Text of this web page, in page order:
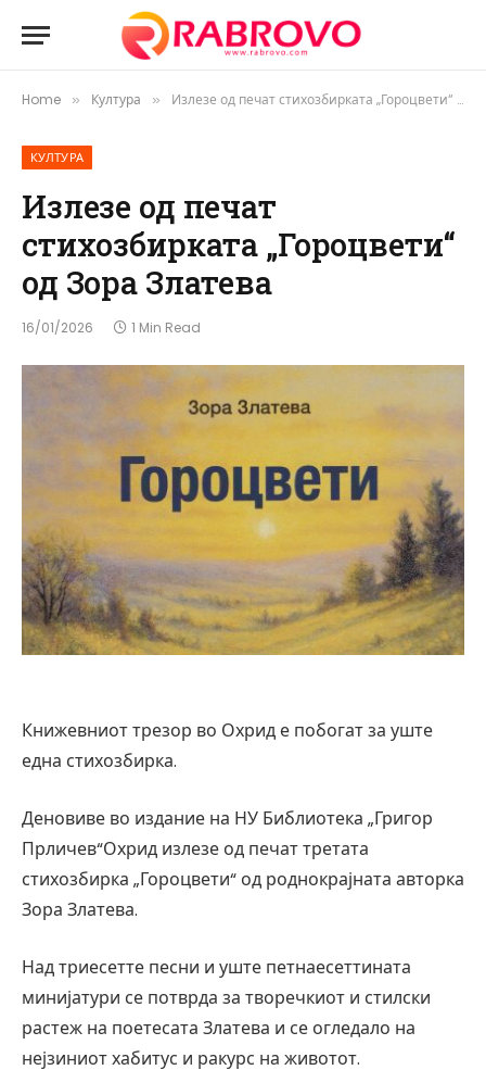
Home » Култура » Излезе од печат стихозбирката „Гороцвети“ од Зора Златева
КУЛТУРА
Излезе од печат
стихозбирката „Гороцвети“
од Зора Златева
16/01/2026 1 Min Read
Книжевниот трезор во Охрид е побогат за уште
една стихозбирка.
Деновиве во издание на НУ Библиотека „Григор
Прличев“Охрид излезе од печат третата
стихозбирка „Гороцвети“ од роднокрајната авторка
Зора Златева.
Над триесетте песни и уште петнаесеттината
минијатури се потврда за творечкиот и стилски
растеж на поетесата Златева и се огледало на
нејзиниот хабитус и ракурс на животот.